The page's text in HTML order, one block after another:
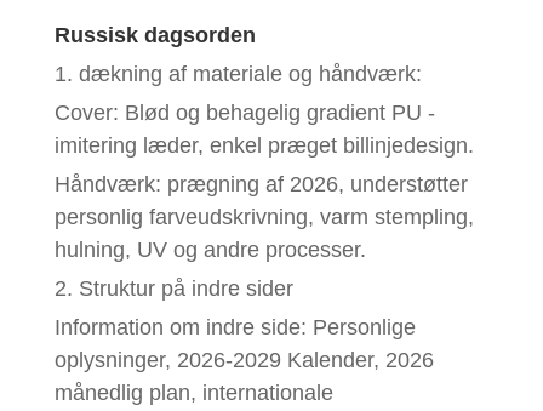
Russisk dagsorden
1. dækning af materiale og håndværk:
Cover: Blød og behagelig gradient PU -
imitering læder, enkel præget billinjedesign.
Håndværk: prægning af 2026, understøtter
personlig farveudskrivning, varm stempling,
hulning, UV og andre processer.
2. Struktur på indre sider
Information om indre side: Personlige
oplysninger, 2026-2029 Kalender, 2026
månedlig plan, internationale